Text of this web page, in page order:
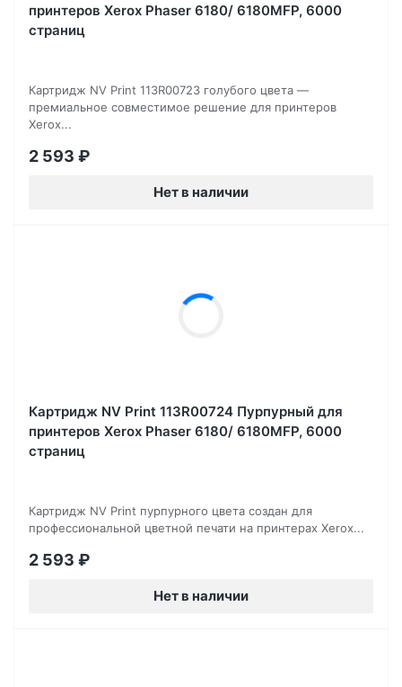
принтеров Xerox Phaser 6180/ 6180MFP, 6000
страниц
Картридж NV Print 113R00723 голубого цвета —
премиальное совместимое решение для принтеров
Xerox...
2 593 ₽
Нет в наличии
Картридж NV Print 113R00724 Пурпурный для
принтеров Xerox Phaser 6180/ 6180MFP, 6000
страниц
Картридж NV Print пурпурного цвета создан для
профессиональной цветной печати на принтерах Xerox...
2 593 ₽
Нет в наличии